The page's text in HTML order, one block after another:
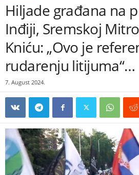
Hiljade građana na
Inđiji, Sremskoj
Kniću: „Ovo je
rudarenju litijuma“…
7. August 2024.